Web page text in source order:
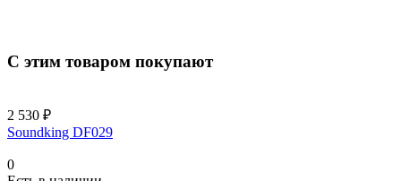
С этим товаром покупают
2 530 ₽
Soundking DF029
0